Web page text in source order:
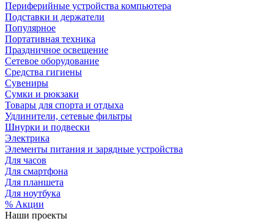
Периферийные устройства компьютера
Подставки и держатели
Популярное
Портативная техника
Праздничное освещение
Сетевое оборудование
Средства гигиены
Сувениры
Сумки и рюкзаки
Товары для спорта и отдыха
Удлинители, сетевые фильтры
Шнурки и подвески
Электрика
Элементы питания и зарядные устройства
Для часов
Для смартфона
Для планшета
Для ноутбука
% Акции
Наши проекты